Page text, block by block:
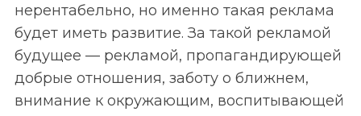
нерентабельно, но именно такая реклама
будет иметь развитие. За такой рекламой
будущее — рекламой, пропагандирующей
добрые отношения, заботу о ближнем,
внимание к окружающим, воспитывающей
e
a
r
По авторам